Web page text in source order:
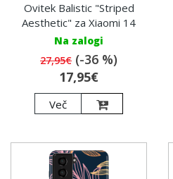
Ovitek Balistic "Striped
Aesthetic" za Xiaomi 14
Na zalogi
27,95€ (-36 %)
17,95€
Več